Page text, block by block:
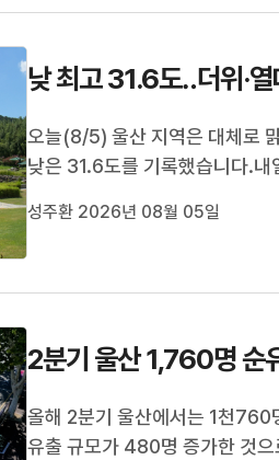
낮 최고 31.6도‥더위·열
오늘(8/5) 울산 지역은 대체로
낮은 31.6도를 기록했습니다.
폭염 주의보로 특보 단계가 완
성주환 2026년 08월 05일
2분기 울산 1,760명 순
올해 2분기 울산에서는 1천760
유출 규모가 480명 증가한 것